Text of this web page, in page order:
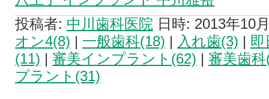
投稿者: 中川歯科医院 日時: 2013年10
オン4(8) | 一般歯科(18) | 入れ歯(3) | 即
(11) | 審美インプラント(62) | 審美歯
プラント(31)